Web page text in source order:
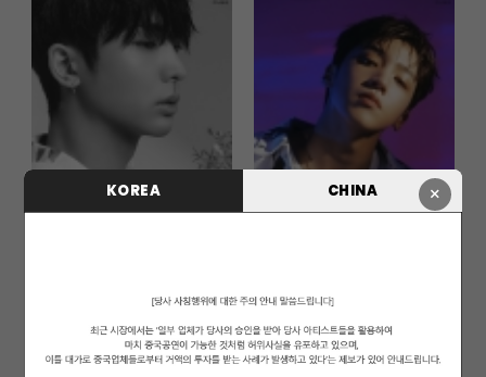
×
KOREA CHINA